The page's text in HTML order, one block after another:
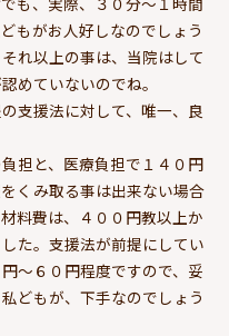
もがお人好しなのでしょう
れ以上の事は、当院はして
めていないのでね。
支援法に対して、唯一、良
担と、医療負担で１４０円
くみ取る事は出来ない場合
料費は、４００円教以上か
た。支援法が前提にしてい
～６０円程度ですので、妥
どもが、下手なのでしょう